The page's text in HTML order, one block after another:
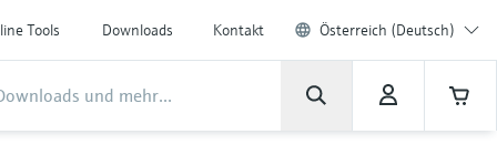
Tools Downloads Kontakt Österreich (Deutsch)